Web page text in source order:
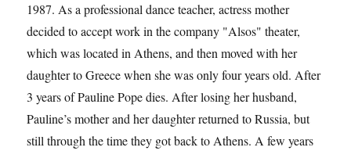
1987. As a professional dance teacher, actress mother
decided to accept work in the company "Alsos" theater,
which was located in Athens, and then moved with her
daughter to Greece when she was only four years old. After
3 years of Pauline Pope dies. After losing her husband,
Pauline’s mother and her daughter returned to Russia, but
still through the time they got back to Athens. A few years